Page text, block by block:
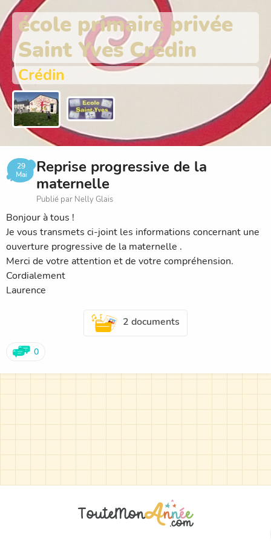
école primaire privée
Saint Yves Crédin
Crédin
29
Mai
Reprise progressive de la
maternelle
Publié par Nelly Glais
Bonjour à tous !
Je vous transmets ci-joint les informations concernant une
ouverture progressive de la maternelle .
Merci de votre attention et de votre compréhension.
Cordialement
Laurence
2 documents
0